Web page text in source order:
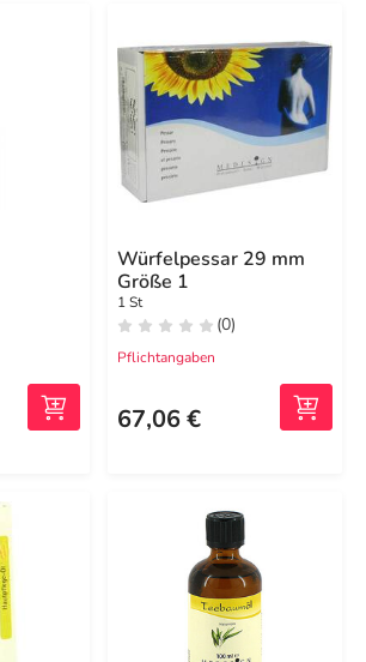
Würfelpessar 29 mm
Größe 1
1 St
(0)
Pflichtangaben
67,06 €